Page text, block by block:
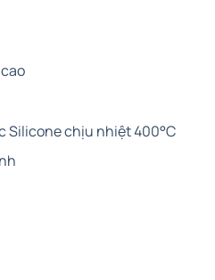
Silicone chịu nhiệt 400°C